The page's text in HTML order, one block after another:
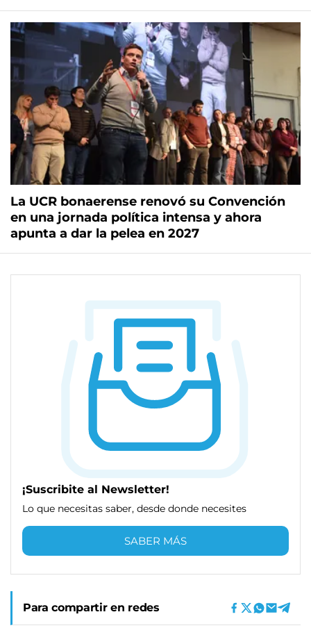
La UCR bonaerense renovó su Convención
en una jornada política intensa y ahora
apunta a dar la pelea en 2027
¡Suscribite al Newsletter!
Lo que necesitas saber, desde donde necesites
SABER MÁS
Para compartir en redes